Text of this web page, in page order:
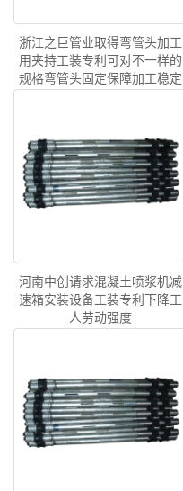
浙江之巨管业取得弯管头加工
用夹持工装专利可对不一样的
规格弯管头固定保障加工稳定
河南中创请求混凝土喷浆机减
速箱安装设备工装专利下降工
人劳动强度